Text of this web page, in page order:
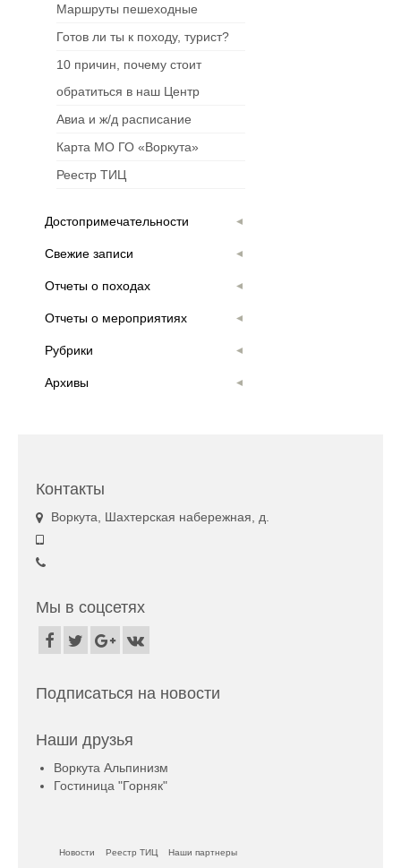
Маршруты пешеходные
Готов ли ты к походу, турист?
10 причин, почему стоит
обратиться в наш Центр
Авиа и ж/д расписание
Карта МО ГО «Воркута»
Реестр ТИЦ
Достопримечательности
Свежие записи
Отчеты о походах
Отчеты о мероприятиях
Рубрики
Архивы
Контакты
Воркута, Шахтерская набережная, д.
Мы в соцсетях
Подписаться на новости
Наши друзья
Воркута Альпинизм
Гостиница "Горняк"
Новости Реестр ТИЦ Наши партнеры